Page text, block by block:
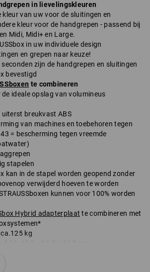
in lievelingskleuren
kleur van uw voor de sluitingen en
kleur voor de handgrepen - passend bij
Midi, Midi+ en Large.
in uw individuele design
en grepen naar keuze!
seconden zijn de handgrepen en sluitingen
bevestigd
te combineren
ideale opslag van volumineus
breukvast ABS
van machines en toebehoren tegen
= bescherming tegen vreemde
stapelen
kan in de stapel worden geopend zonder
verwijderd hoeven te worden
kunnen voor 100% worden
Hybrid adapterplaat te combineren met
kg
47,9 x 26,7 x 13,0 cm
49,6 x 29,6 x 16,5 cm